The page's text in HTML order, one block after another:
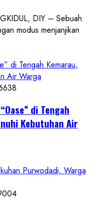
DIY – Sebuah
modus menjanjikan
di Tengah Kemarau,
Air Warga
di Tengah
Kebutuhan Air
Purwodadi, Warga